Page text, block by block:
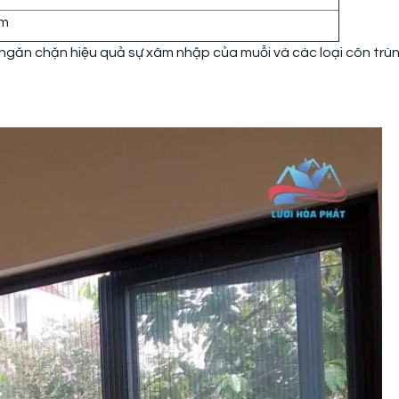
chặn hiệu quả sự xâm nhập của muỗi và các loại côn